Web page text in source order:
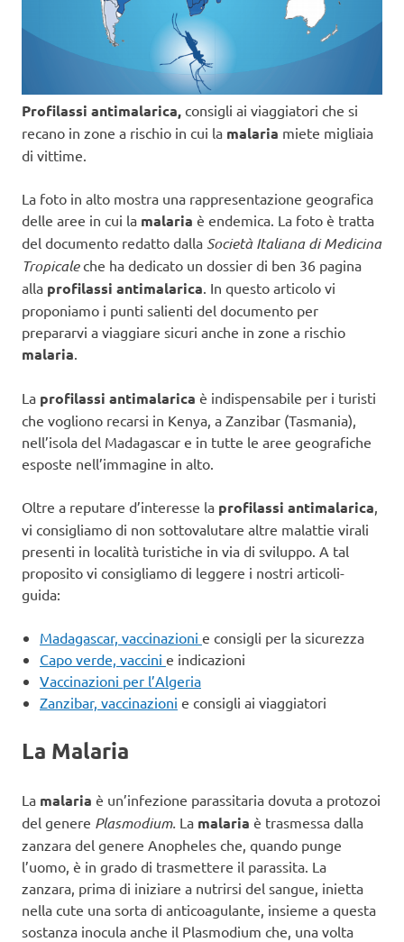
Profilassi antimalarica, consigli ai viaggiatori che si
recano in zone a rischio in cui la malaria miete migliaia
di vittime.
La foto in alto mostra una rappresentazione geografica
delle aree in cui la malaria è endemica. La foto è tratta
del documento redatto dalla Società Italiana di Medicina
Tropicaleche ha dedicato un dossier di ben 36 pagina
alla profilassi antimalarica . In questo articolo vi
proponiamo i punti salienti del documento per
prepararvi a viaggiare sicuri anche in zone a rischio
malaria
La profilassi antimalarica è indispensabile per i turisti
che vogliono recarsi in Kenya, a Zanzibar (Tasmania),
nell’isola del Madagascar e in tutte le aree geografiche
esposte nell’immagine in alto.
Oltre a reputare d’interesse la profilassi antimalarica
vi consigliamo di non sottovalutare altre malattie virali
presenti in località turistiche in via di sviluppo. A tal
proposito vi consigliamo di leggere i nostri articoli-
guida:
Madagascar, vaccinazioni e consigli per la sicurezza
Capo verde, vaccini e indicazioni
Vaccinazioni per l’Algeria
Zanzibar, vaccinazioni e consigli ai viaggiatori
La Malaria
La malaria è un’infezione parassitaria dovuta a protozoi
del genere Plasmodium. La malaria è trasmessa dalla
zanzara del genere Anopheles che, quando punge
l’uomo, è in grado di trasmettere il parassita. La
zanzara, prima di iniziare a nutrirsi del sangue, inietta
nella cute una sorta di anticoagulante, insieme a questa
sostanza inocula anche il Plasmodium che, una volta